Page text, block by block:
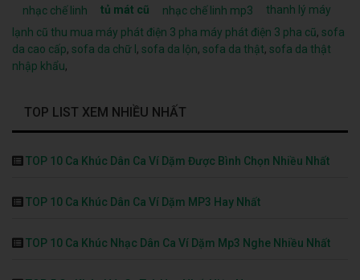
nhạc chế linh tủ mát cũ nhạc chế linh mp3
thanh lý máy
lạnh cũ thu mua máy phát điện 3 pha máy phát điện 3 pha cũ, sofa
da cao cấp, sofa da chữ l , sofa da lộn, sofa da thật, sofa da thật
nhập khẩu,
TOP LIST XEM NHIỀU NHẤT
TOP 10 Ca Khúc Dân Ca Ví Dặm Được Bình Chọn Nhiều Nhất
TOP 10 Ca Khúc Dân Ca Ví Dặm MP3 Hay Nhất
TOP 10 Ca Khúc Nhạc Dân Ca Ví Dặm Mp3 Nghe Nhiều Nhất